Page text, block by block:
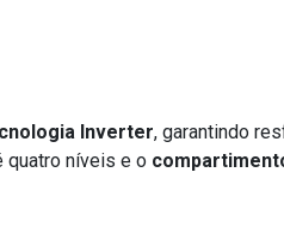
Inverter, garantindo
quatro níveis e o